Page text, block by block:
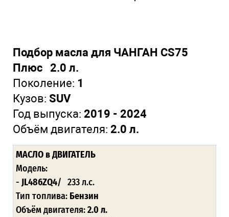
Подбор масла для ЧАНГАН CS75
Плюс 2.0 л.
Поколение: 1
Кузов: SUV
Год выпуска: 2019 - 2024
Объём двигателя: 2.0 л.
МАСЛО в ДВИГАТЕЛЬ
Модель:
- JL486ZQ4/ 233 л.с.
Тип топлива: Бензин
Объём двигателя:2.0 л.